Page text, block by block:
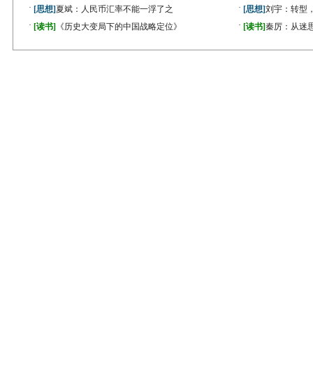
· [思想]夏斌：人民币汇率不能一浮了之 · [思想]刘宇：转型
· [读书] 《历史大变局下的中国战略定位》 · [读书]秦厉：从迷